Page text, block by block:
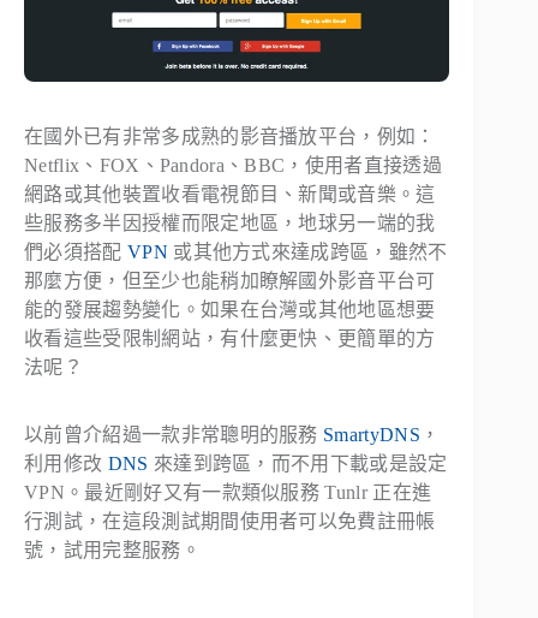
在國外已有非常多成熟的影音播放平台，例如：
Netflix、FOX、Pandora、BBC，使用者直接透過
網路或其他裝置收看電視節目、新聞或音樂。這
些服務多半因授權而限定地區，地球另一端的我
們必須搭配 VPN 或其他方式來達成跨區，雖然不
那麼方便，但至少也能稍加瞭解國外影音平台可
能的發展趨勢變化。如果在台灣或其他地區想要
收看這些受限制網站，有什麼更快、更簡單的方
法呢？
以前曾介紹過一款非常聰明的服務 SmartyDNS ，
利用修改 DNS 來達到跨區，而不用下載或是設定
VPN。最近剛好又有一款類似服務 Tunlr 正在進
行測試，在這段測試期間使用者可以免費註冊帳
號，試用完整服務。